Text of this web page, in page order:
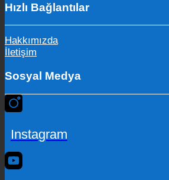
Hızlı Bağlantılar
Hakkımızda
İletişim
Sosyal Medya
Instagram